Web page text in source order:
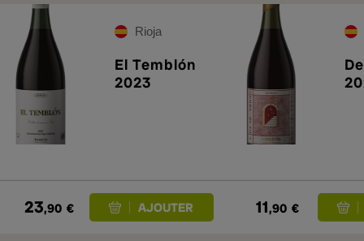
Rioja
El Temblón
2023
23,90 € 11,90 €